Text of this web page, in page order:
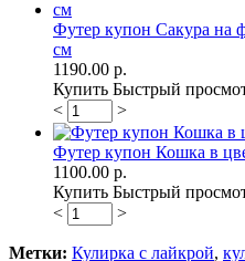
Футер купон Сакура на
см
1190.00 р.
Купить Быстрый
<
>
Футер купон Кошка в
1100.00 р.
Купить Быстрый
<
>
Метки: Кулирка с лайкрой,